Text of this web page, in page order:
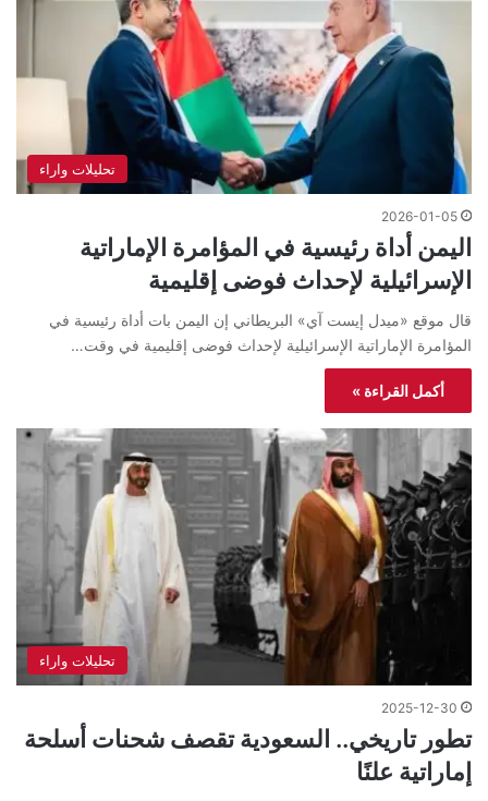
تحليلات واراء
2026-01-05
اليمن أداة رئيسية في المؤامرة الإماراتية
الإسرائيلية لإحداث فوضى إقليمية
قال موقع «ميدل إيست آي» البريطاني إن اليمن بات أداة رئيسية في
المؤامرة الإماراتية الإسرائيلية لإحداث فوضى إقليمية في وقت…
أكمل القراءة »
تحليلات واراء
2025-12-30
تطور تاريخي.. السعودية تقصف شحنات أسلحة
إماراتية علنًا